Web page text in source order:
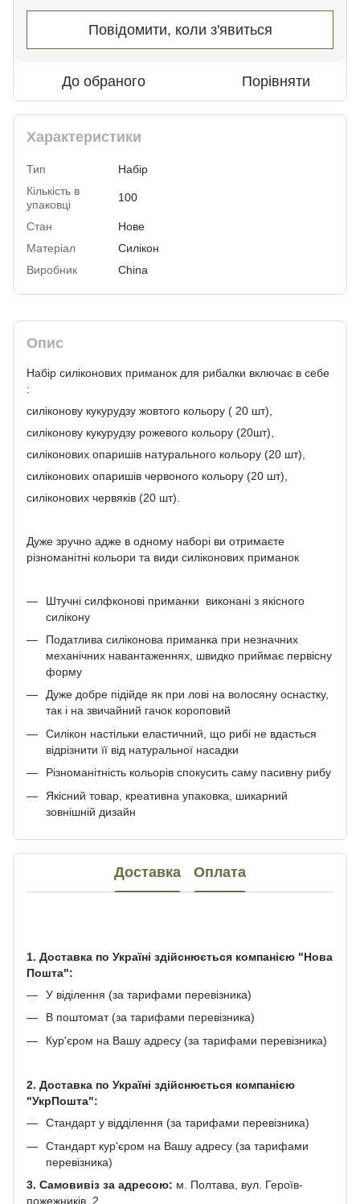
Повідомити, коли з'явиться
До обраного Порівняти
Характеристики
Тип
Набір
Кількість в
упаковці
100
Стан
Нове
Матеріал
Силікон
Виробник
China
Опис
Набір силіконових приманок для рибалки включає в себе
:
силіконову кукурудзу жовтого кольору ( 20 шт),
силіконову кукурудзу рожевого кольору (20шт),
силіконових опаришів натурального кольору (20 шт),
силіконових опаришів червоного кольору (20 шт),
силіконових червяків (20 шт).
Дуже зручно адже в одному наборі ви отримаєте
різноманітні кольори та види силіконових приманок
Штучні силфконові приманки виконані з якісного
силікону
Податлива силіконова приманка при незначних
механічних навантаженнях, швидко приймає первісну
форму
Дуже добре підійде як при лові на волосяну оснастку,
так і на звичайний гачок короповий
Силікон настільки еластичний, що рибі не вдасться
відрізнити її від натуральної насадки
Різноманітність кольорів спокусить саму пасивну рибу
Якісний товар, креативна упаковка, шикарний
зовнішній дизайн
Доставка Оплата
1. Доставка по Україні здійснюється компанією "Нова
Пошта":
У віділення (за тарифами перевізника)
В поштомат (за тарифами перевізника)
Кур'єром на Вашу адресу (за тарифами перевізника)
2. Доставка по Україні здійснюється компанією
"УкрПошта":
Стандарт у відділення (за тарифами перевізника)
Стандарт кур'єром на Вашу адресу (за тарифами
перевізника)
3. Самовивіз за адресою: м. Полтава, вул. Героїв-
пожежників, 2